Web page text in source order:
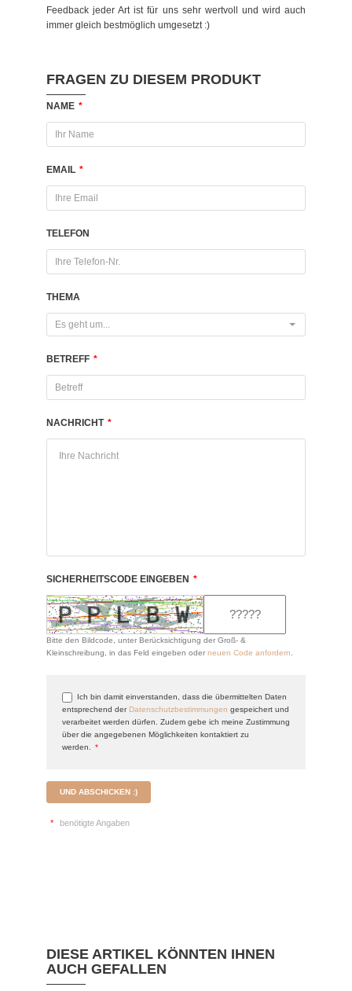
FRAGEN ZU DIESEM PRODUKT
NAME *
EMAIL *
TELEFON
THEMA
Es geht um...
BETREFF *
NACHRICHT *
SICHERHEITSCODE EINGEBEN *
Bitte den Bildcode, unter Berücksichtigung der Groß- &
Kleinschreibung, in das Feld eingeben oder neuen Code anfordern
Ich bin damit einverstanden, dass die übermittelten Daten
entsprechend der Datenschutzbestimmungen gespeichert und
verarbeitet werden dürfen. Zudem gebe ich meine Zustimmung
über die angegebenen Möglichkeiten kontaktiert zu
werden.
*
UND ABSCHICKEN :)
* benötigte Angaben
Feedback jeder Art ist für uns sehr wertvoll und wird auch
immer gleich bestmöglich umgesetzt :)
DIESE ARTIKEL KÖNNTEN IHNEN
AUCH GEFALLEN